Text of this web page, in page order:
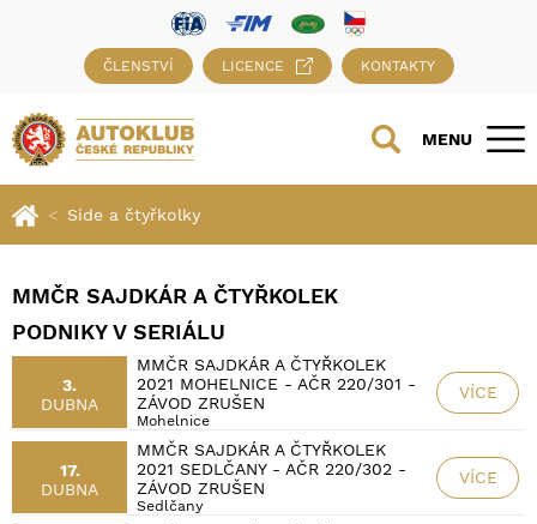
ČLENSTVÍ LICENCE KONTAKTY
MENU
Side a čtyřkolky
MMČR SAJDKÁR A ČTYŘKOLEK
PODNIKY V SERIÁLU
3.
DUBNA
MMČR SAJDKÁR A ČTYŘKOLEK
2021 MOHELNICE - AČR 220/301 -
ZÁVOD ZRUŠEN
Mohelnice
VÍCE
17.
DUBNA
MMČR SAJDKÁR A ČTYŘKOLEK
2021 SEDLČANY - AČR 220/302 -
ZÁVOD ZRUŠEN
Sedlčany
VÍCE